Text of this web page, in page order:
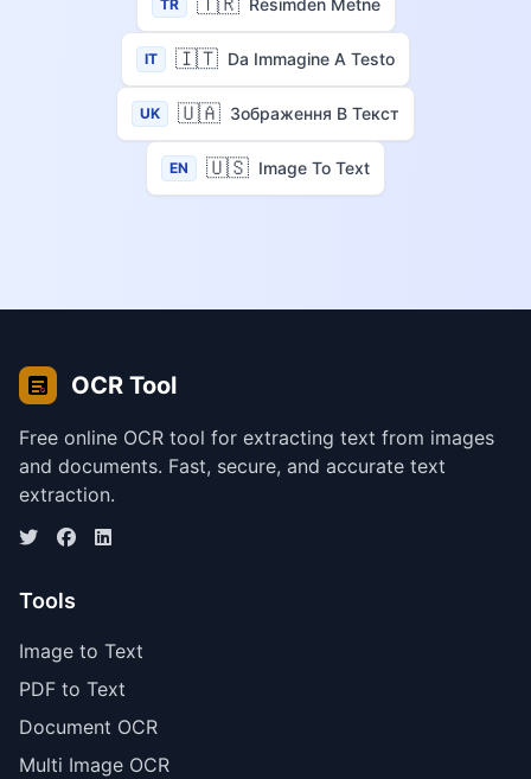
TR
IT 🇮🇹 Da Immagine A Testo
UK 🇺🇦 Зображення В Текст
EN 🇺🇸 Image To Text
OCR Tool
Free online OCR tool for extracting text from images
and documents. Fast, secure, and accurate text
extraction.
Tools
Image to Text
PDF to Text
Document OCR
Multi Image OCR